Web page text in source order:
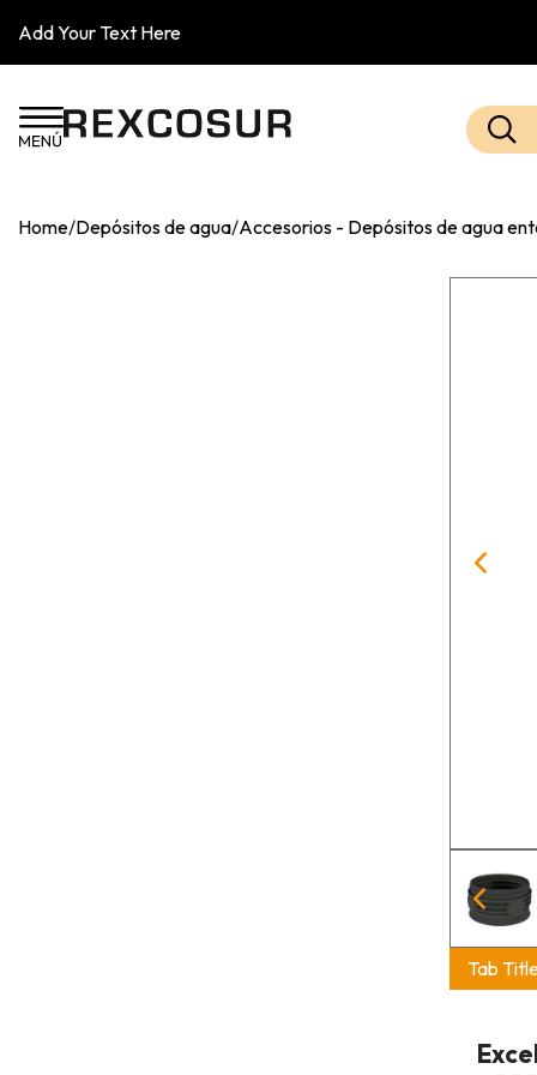
Add Your Text Here
Home/Depósitos de agua/Accesorios - Depósitos de agua
Tab